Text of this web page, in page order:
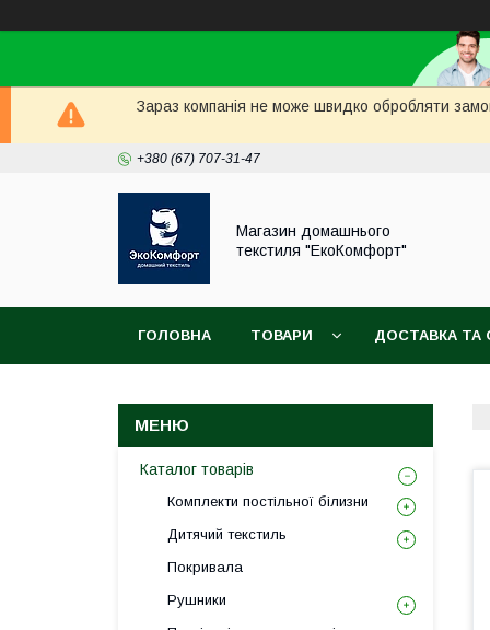
Зараз компанія не може швидко обробляти
+380 (67) 707-31-47
Магазин домашнього
текстиля "ЕкоКомфорт"
ГОЛОВНА ТОВАРИ ДОСТАВКА ТА
Каталог товарів
Комплекти постільної білизни
Дитячий текстиль
Покривала
Рушники